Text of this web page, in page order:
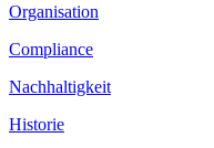
Organisation
Compliance
Nachhaltigkeit
Historie